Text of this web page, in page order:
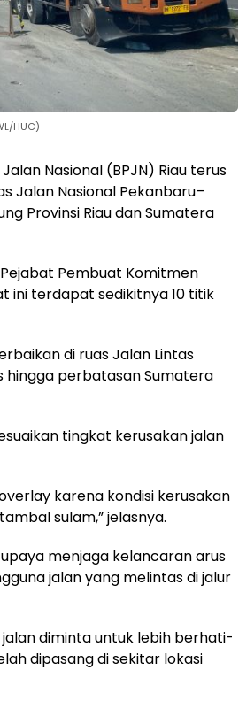
HUC)
Nasional (BPJN) Riau terus
Jalan Nasional Pekanbaru–
Provinsi Riau dan Sumatera
Pejabat Pembuat Komitmen
ini terdapat sedikitnya 10 titik
di ruas Jalan Lintas
hingga perbatasan Sumatera
tingkat kerusakan jalan
karena kondisi kerusakan
sulam,” jelasnya.
menjaga kelancaran arus
jalan yang melintas di jalur
diminta untuk lebih berhati-
dipasang di sekitar lokasi